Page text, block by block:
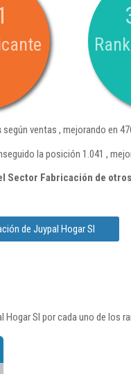
según ventas , mejorando en
la posición 1.041 ,
Sector Fabricación de
de Juypal Hogar Sl
Sl por cada uno de los